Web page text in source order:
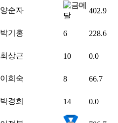
양순자 402.9
박기홍 6 228.6
최상근 10 0.0
이희숙 8 66.7
박경희 14 0.0